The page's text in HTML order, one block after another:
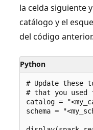
la celda siguiente
catálogo y el
del código anterior.
Python
# Update these
# that you
catalog =
schema =